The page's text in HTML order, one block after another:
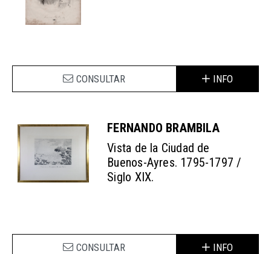
CONSULTAR INFO
FERNANDO BRAMBILA
Vista de la Ciudad de
Buenos-Ayres. 1795-1797 /
Siglo XIX.
CONSULTAR INFO